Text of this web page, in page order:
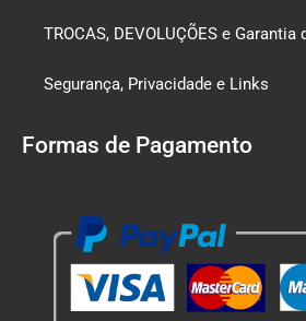
TROCAS, DEVOLUÇÕES e
Segurança, Privacidade e Links
Formas de Pagamento